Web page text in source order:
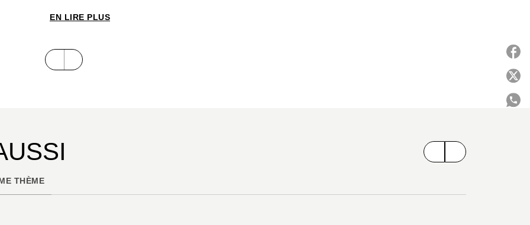
sommets légendaires. Cet ouvrage est une invitation à ressentir les Alpes — leur
EN LIRE PLUS
THÈME